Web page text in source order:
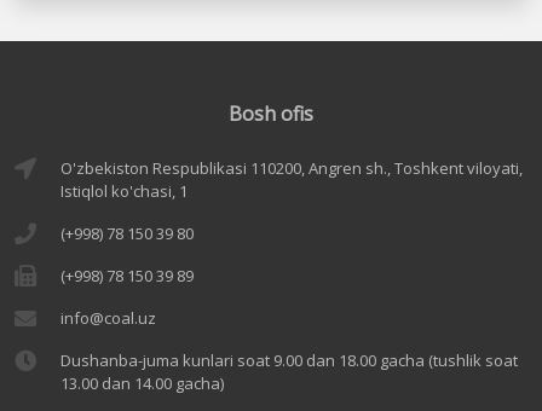
Bosh ofis
O'zbekiston Respublikasi 110200, Angren sh., Toshkent viloyati,
Istiqlol ko'chasi, 1
(+998) 78 150 39 80
(+998) 78 150 39 89
info@coal.uz
Dushanba-juma kunlari soat 9.00 dan 18.00 gacha (tushlik soat
13.00 dan 14.00 gacha)